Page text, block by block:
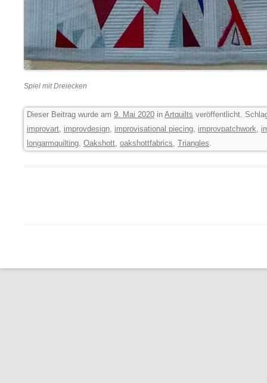
Spiel mit Dreiecken
Dieser Beitrag wurde am 9. Mai 2020 in Artquilts veröffentlicht.
improvart, improvdesign, improvisational piecing, improvpatchwork,
longarmquilting, Oakshott, oakshottfabrics, Triangles.